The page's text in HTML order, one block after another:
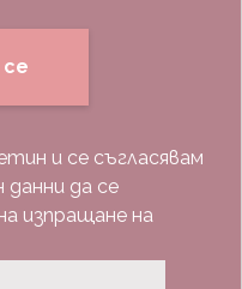
и се съгласявам
да се
изпращане на